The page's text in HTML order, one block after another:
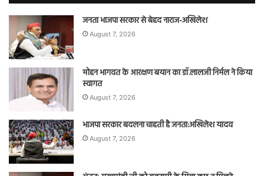
जनता भाजपा सरकार से बेहद नाराज-अखिलेश
August 7, 2026
मोहन भागवत के आरक्षण बयान का डॉ.लालजी निर्मल ने किया
स्वागत
August 7, 2026
भाजपा सरकार बदलना चाहती है जनता:अखिलेश यादव
August 7, 2026